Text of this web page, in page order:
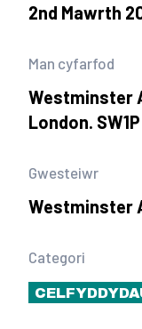
2nd Mawrth
Man cyfarfod
Westminster
London.
Gwesteiwr
Westminster
Categori